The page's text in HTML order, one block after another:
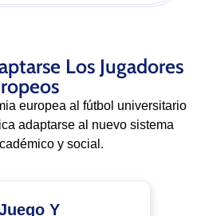
Los Jugadores
europea al fútbol universitario
adaptarse al nuevo sistema
y social.
Y